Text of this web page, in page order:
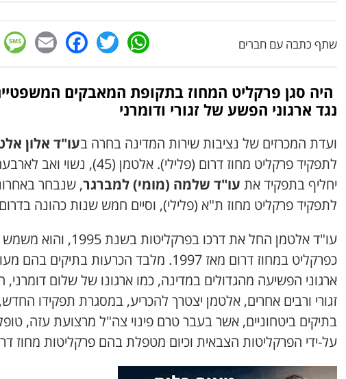
שתף כתבה עם חברים WhatsApp
Twitter
היה סגן פרקליט המחוז בתקופת המאבקים
נגד ארגוני הפשע של זגורי ודומרני
ועדת המכרזים של נציבות שירות המדינה בחרה בעו"ד אלון
לתפקיד פרקליט מחוז דרום (פלילי). אלטמן (45), נשוי ואב
יחליף בתפקיד את עו"ד שלמה (מומי) למברגר, שנבחר
לתפקיד פרקליט מחוז ת"א (פלילי), וסיים חמש שנות כהונה
עו"ד אלטמן החל את דרכו בפרקליטות בשנת 1995, והוא משמש
כפרקליט במחוז דרום מאז 1997. מלבד הכרעות בתיקים
ארגוני הפשיעה מהגדולים במדינה, כמו ארגונו של שלום דומרני,
זגורי ורבים אחרים, אלטמן יצטרך להכריע, במסגרת תפקידו החדש,
בתיקים ביטחוניים, אשר בעבר טרם פינוי צה"ל מרצועת עזה,
על-ידי הפרקליטות הצבאית וכיום מטפלת בהם פרקליטות מחוז